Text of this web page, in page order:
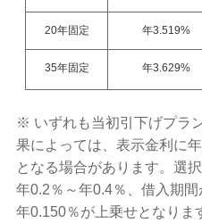
20年固定 年3.519%
35年固定 年3.629%
※ いずれも当初引下げプラ
果によっては、表示金利に
となる場合があります。選
年0.2％～年0.4％、借入期
年0.150％が上乗せとなりま